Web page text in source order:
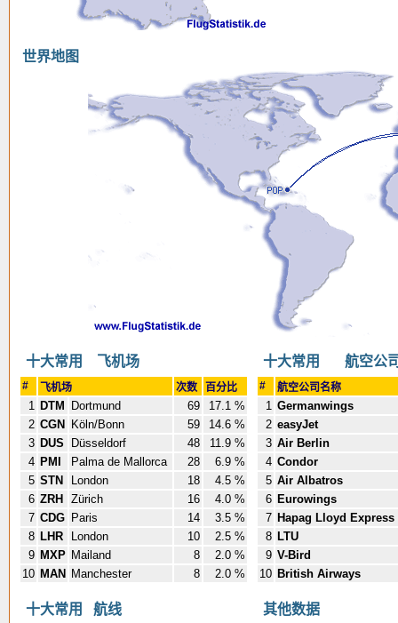
世界地图
十大常用 飞机场
# 飞机场 次数 百分比
1 DTM Dortmund 69
17.1 %
2 CGN Köln/Bonn 59
14.6 %
3 DUS Düsseldorf 48
11.9 %
4 PMI Palma de Mallorca 28
6.9 %
5 STN London 18
4.5 %
6 ZRH Zürich 16
4.0 %
7 CDG Paris 14
3.5 %
8 LHR London 10
2.5 %
9 MXP Mailand 8
2.0 %
10 MAN Manchester 8 2.0 %
十大常用 航空公
# 航空公司名称
1 Germanwings
2 easyJet
3 Air Berlin
4 Condor
5 Air Albatros
6 Eurowings
7 Hapag Lloyd Express
8 LTU
9 V-Bird
10 British Airways
十大常用 航线 其他数据